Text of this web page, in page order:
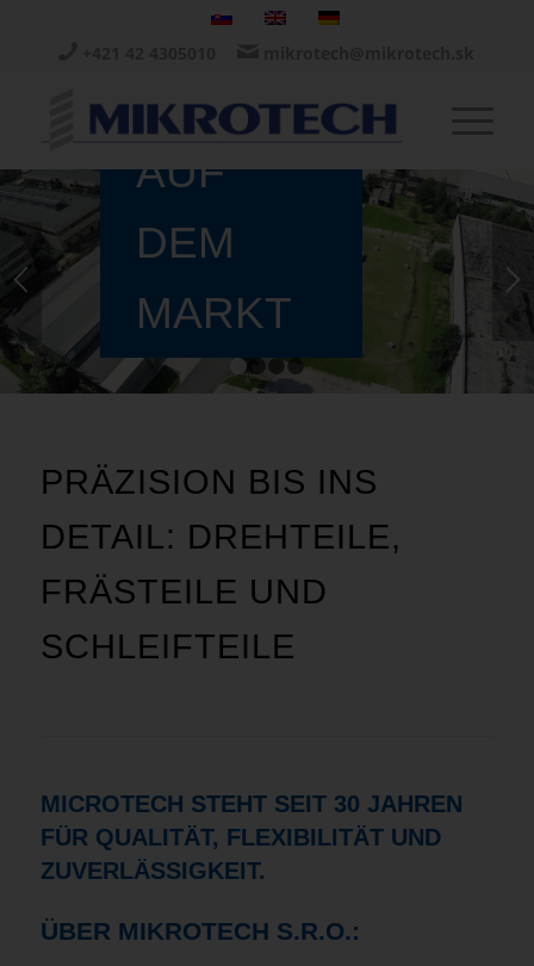
JAHRE
AUF
DEM
MARKT
1 2
PRÄZISION BIS INS
DETAIL: DREHTEILE,
FRÄSTEILE UND
SCHLEIFTEILE
MICROTECH STEHT SEIT 30 JAHREN
FÜR QUALITÄT, FLEXIBILITÄT UND
ZUVERLÄSSIGKEIT.
ÜBER MIKROTECH S.R.O.: